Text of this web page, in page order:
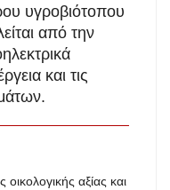
υγροβιότοπου
από την
και τις
αξίας και